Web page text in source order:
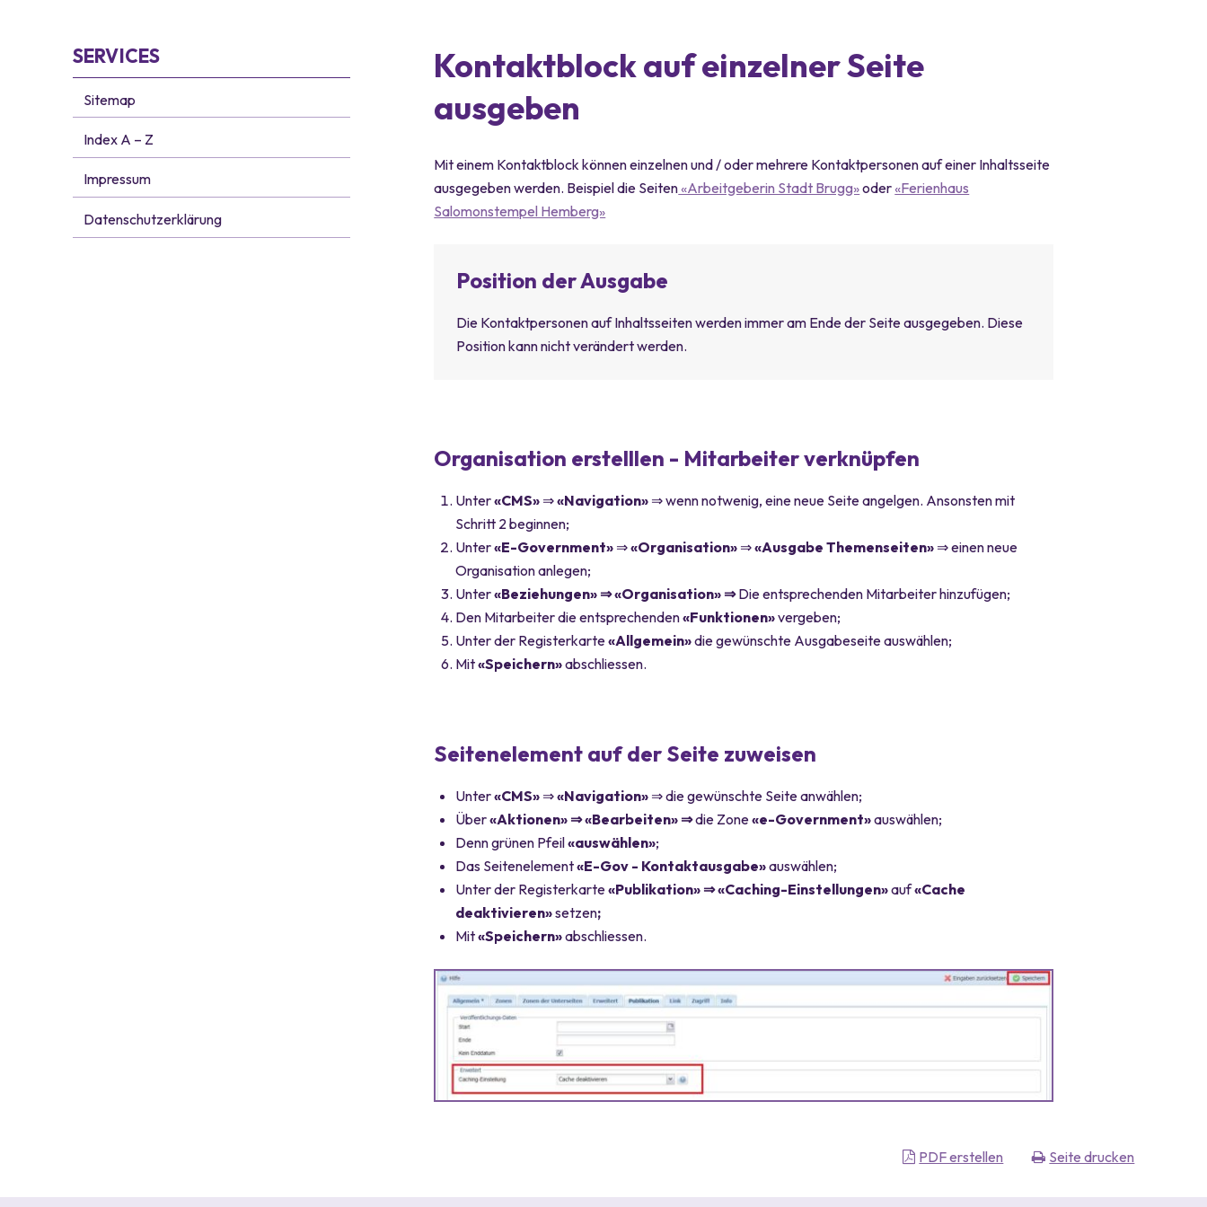
Subnavigation
SERVICES
Sitemap
Index A – Z
Impressum
Datenschutzerklärung
Kontaktblock auf einzelner Seite
ausgeben
Mit einem Kontaktblock können einzelnen und / oder mehrere Kontaktpersonen auf einer Inhaltsseite
ausgegeben werden. Beispiel die Seiten«Arbeitgeberin Stadt Brugg»oder«Ferienhaus
Salomonstempel Hemberg»
Position der Ausgabe
Die Kontaktpersonen auf Inhaltsseiten werden immer am Ende der Seite ausgegeben. Diese
Position kann nicht verändert werden.
Organisation erstelllen - Mitarbeiter verknüpfen
Unter«CMS» ⇒«Navigation» ⇒ wenn notwenig, eine neue Seite angelgen. Ansonsten mit
Schritt 2 beginnen;
Unter«E-Government» ⇒«Organisation» ⇒«Ausgabe Themenseiten» ⇒ einen neue
Organisation anlegen;
Unter«Beziehungen» ⇒ «Organisation» ⇒Die entsprechenden Mitarbeiter hinzufügen;
Den Mitarbeiter die entsprechenden«Funktionen»vergeben;
Unter der Registerkarte«Allgemein»die gewünschte Ausgabeseite auswählen;
Mit«Speichern»abschliessen.
Seitenelement auf der Seite zuweisen
Unter«CMS» ⇒«Navigation» ⇒ die gewünschte Seite anwählen;
Über«Aktionen» ⇒ «Bearbeiten» ⇒die Zone«e-Government»auswählen;
Denn grünen Pfeil«auswählen»;
Das Seitenelement«E-Gov - Kontaktausgabe»auswählen;
Unter der Registerkarte«Publikation» ⇒ «Caching-Einstellungen»auf«Cache
deaktivieren»setzen;
Mit«Speichern»abschliessen.
PDF erstellen Seite drucken